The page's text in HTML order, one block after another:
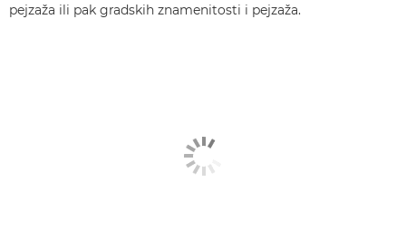
pejzaža ili pak gradskih znamenitosti i pejzaža.